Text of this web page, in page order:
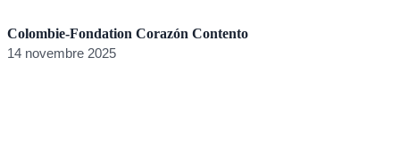
Colombie-Fondation Corazón Contento
14 novembre 2025